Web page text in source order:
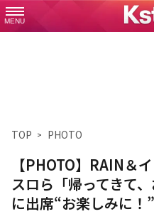
MENU
TOP PHOTO
【PHOTO】RAIN＆
スロら「帰ってきて
に出席“お楽しみに！”